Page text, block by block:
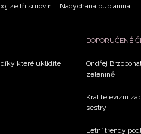
ze tří surovin | Nadýchaná bublanina
díky které uklidíte
DOPORUČENÉ
Ondřej
zelenině
Král televizní
sestry
Letní trendy